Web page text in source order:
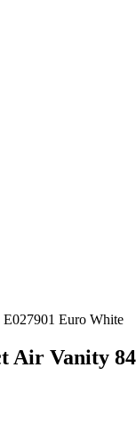
Euro White
Air Vanity